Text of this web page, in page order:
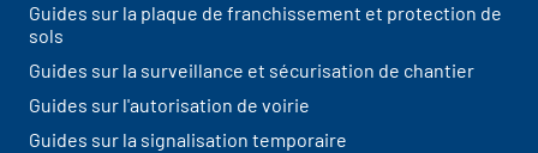
Guides sur la plaque de franchissement et protection de
sols
Guides sur la surveillance et sécurisation de chantier
Guides sur l'autorisation de voirie
Guides sur la signalisation temporaire